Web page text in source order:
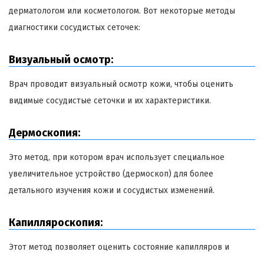
дерматологом или косметологом. Вот некоторые методы
диагностики сосудистых сеточек:
Визуальный осмотр:
Врач проводит визуальный осмотр кожи, чтобы оценить
видимые сосудистые сеточки и их характеристики.
Дермоскопия:
Это метод, при котором врач использует специальное
увеличительное устройство (дермоскоп) для более
детального изучения кожи и сосудистых изменений.
Капилляроскопия:
Этот метод позволяет оценить состояние капилляров и